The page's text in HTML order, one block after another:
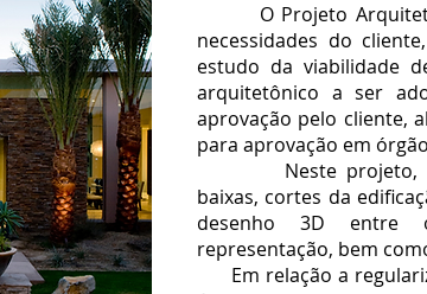
O Projeto
necessidades do
estudo da viabilidade
arquitetônico a ser
aprovação pelo cliente,
para aprovação em
Neste projeto,
baixas, cortes da
desenho 3D entre
representação, bem
Em relação a